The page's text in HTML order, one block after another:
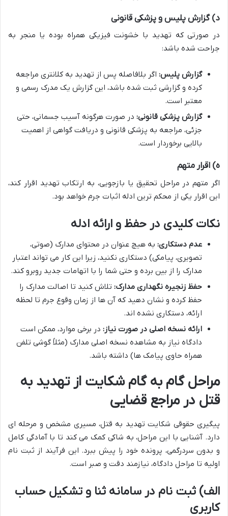
د) گزارش پلیس و پزشکی قانونی
در صورتی که تهدید با خشونت فیزیکی همراه بوده یا منجر به
جراحت شده باشد:
گزارش پلیس: اگر بلافاصله پس از تهدید به کلانتری مراجعه
کرده و گزارشی ثبت شده باشد، این گزارش یک مدرک رسمی و
معتبر است.
گزارش پزشکی قانونی: در صورت هرگونه آسیب جسمانی، حتی
جزئی، مراجعه به پزشکی قانونی و دریافت گواهی از اهمیت
بالایی برخوردار است.
ه) اقرار متهم
اگر متهم در مراحل تحقیق یا بازجویی، به ارتکاب تهدید اقرار کند،
این اقرار یکی از محکم ترین ادله اثبات جرم خواهد بود.
نکات کلیدی در حفظ و ارائه ادله
عدم دستکاری: به هیچ عنوان در محتوای مدارک (صوتی،
تصویری، پیامکی) دستکاری نکنید، زیرا این کار می تواند اعتبار
مدارک را از بین برده و حتی شما را با اتهامات جدید روبرو کند.
حفظ زنجیره نگهداری مدارک: تلاش کنید تا اصالت مدارک را
حفظ کرده و نشان دهید که آن ها از زمان وقوع جرم تا لحظه
ارائه، دستکاری نشده اند.
ارائه نسخه اصلی در صورت نیاز: در برخی موارد، ممکن است
دادگاه نیاز به مشاهده نسخه اصلی مدارک (مثلاً گوشی تلفن
همراه حاوی پیامک ها) داشته باشد.
مراحل گام به گام شکایت از تهدید به
قتل در مراجع قضایی
پیگیری حقوقی شکایت تهدید به قتل، مسیری مشخص و مرحله ای
دارد. آشنایی با این مراحل، به شاکی کمک می کند تا با آمادگی کامل
و بدون سردرگمی، پرونده خود را پیش ببرد. این فرآیند از ثبت نام
اولیه تا مراحل دادگاه، نیازمند دقت و صبر است.
الف) ثبت نام در سامانه ثنا و تشکیل حساب
کاربری